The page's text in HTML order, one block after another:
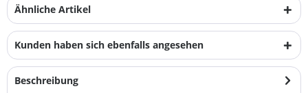
Ähnliche Artikel
Kunden haben sich ebenfalls angesehen
Beschreibung